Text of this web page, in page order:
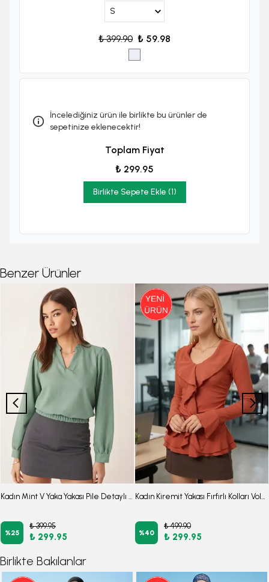
₺ 399.90 ₺ 59.98
İncelediğiniz ürün ile birlikte bu ürünler de
sepetinize eklenecektir!
Toplam Fiyat
₺ 299.95
Birlikte Sepete Ekle (1)
Benzer Ürünler
%25
₺ 399.95
₺ 299.95 %40
₺ 499.90
₺ 299.95
Birlikte Bakılanlar